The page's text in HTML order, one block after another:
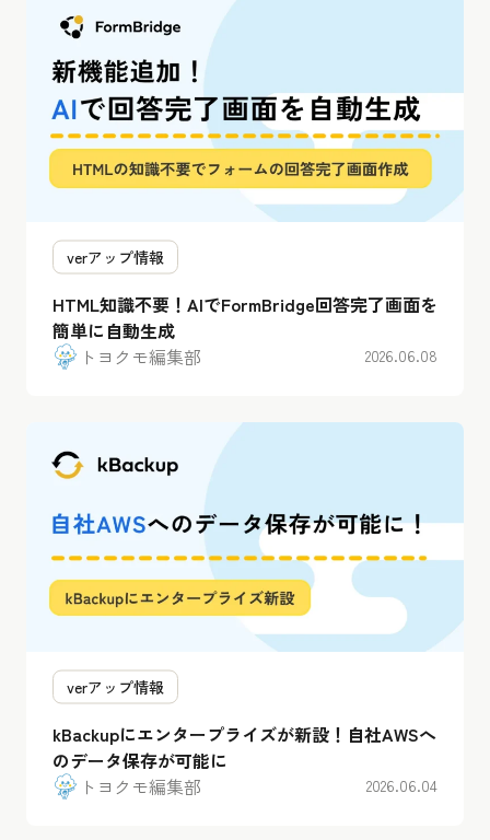
verアップ情報
HTML知識不要！AIでFormBridge回答完了画面を
簡単に自動生成
トヨクモ編集部
2026.06.08
verアップ情報
kBackupにエンタープライズが新設！自社AWSへ
のデータ保存が可能に
トヨクモ編集部
2026.06.04